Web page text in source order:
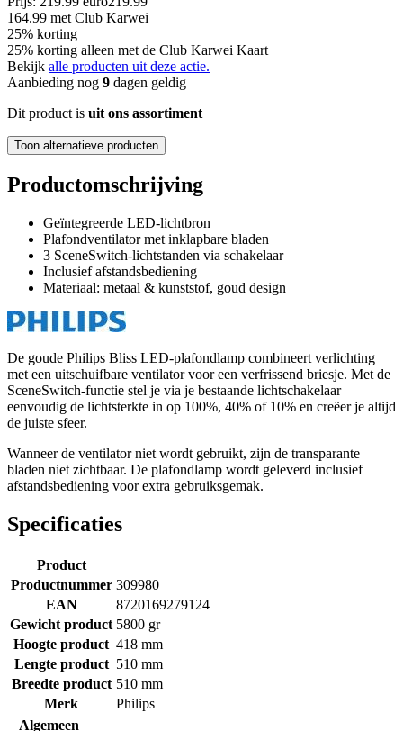
164.99 met Club Karwei
25% korting
25% korting alleen met de Club Karwei Kaart
Bekijk alle producten uit deze actie.
Aanbieding nog 9 dagen geldig
Dit product is uit ons assortiment
Toon alternatieve producten
Productomschrijving
Geïntegreerde LED-lichtbron
Plafondventilator met inklapbare bladen
3 SceneSwitch-lichtstanden via schakelaar
Inclusief afstandsbediening
Materiaal: metaal & kunststof, goud design
De goude Philips Bliss LED-plafondlamp combineert verlichting
met een uitschuifbare ventilator voor een verfrissend briesje. Met de
SceneSwitch-functie stel je via je bestaande lichtschakelaar
eenvoudig de lichtsterkte in op 100%, 40% of 10% en creëer je altijd
de juiste sfeer.
Wanneer de ventilator niet wordt gebruikt, zijn de transparante
bladen niet zichtbaar. De plafondlamp wordt geleverd inclusief
afstandsbediening voor extra gebruiksgemak.
Specificaties
Product
Productnummer 309980
EAN
8720169279124
Gewicht product 5800 gr
Hoogte product 418 mm
Lengte product 510 mm
Breedte product 510 mm
Merk
Philips
Algemeen